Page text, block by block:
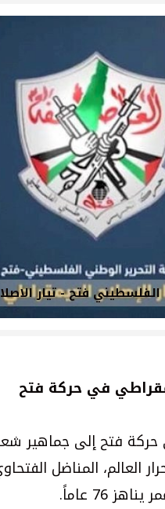
في حركة فتح بمحافظة
في حركة فتح بمحافظة
الشهداء
يُطلق حملة إلكترونية
الديمقراطي يطلق حملة
في سجون
الفلسطيني فتح - تيار
في حركة فتح
حركة فتح إلى جماهير
العالم، المناضل
76 عاماً.